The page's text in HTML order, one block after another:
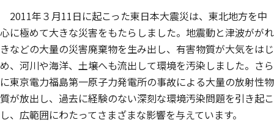
2011年３月11日に起こった東日本大震災は、東北地方を中
心に極めて大きな災害をもたらしました。地震動と津波ががれ
きなどの大量の災害廃棄物を生み出し、有害物質が大気をはじ
め、河川や海洋、土壌へも流出して環境を汚染しました。さら
に東京電力福島第一原子力発電所の事故による大量の放射性物
質が放出し、過去に経験のない深刻な環境汚染問題を引き起こ
し、広範囲にわたってさまざまな影響を与えています。